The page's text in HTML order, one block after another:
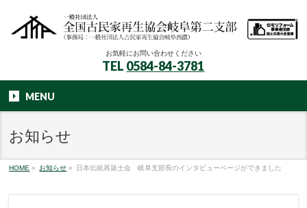
お気軽にお問い合わせください
TEL 0584-84-3781
MENU
お知らせ
HOME » お知らせ » 日本伝統再築士会 岐阜支部長のインタビューページができました